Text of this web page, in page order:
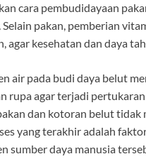
cara pembudidayaan
Selain pakan, pemberian
agar kesehatan dan daya
air pada budi daya belut
rupa agar terjadi
dan kotoran belut
yang terakhir adalah
sumber daya manusia